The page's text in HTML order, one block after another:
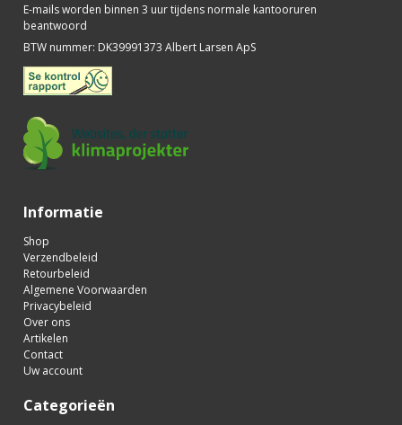
E-mails worden binnen 3 uur tijdens normale kantooruren
beantwoord
BTW nummer: DK39991373 Albert Larsen ApS
Informatie
Shop
Verzendbeleid
Retourbeleid
Algemene Voorwaarden
Privacybeleid
Over ons
Artikelen
Contact
Uw account
Categorieën